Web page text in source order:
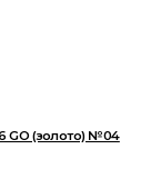
GO (золото) №04